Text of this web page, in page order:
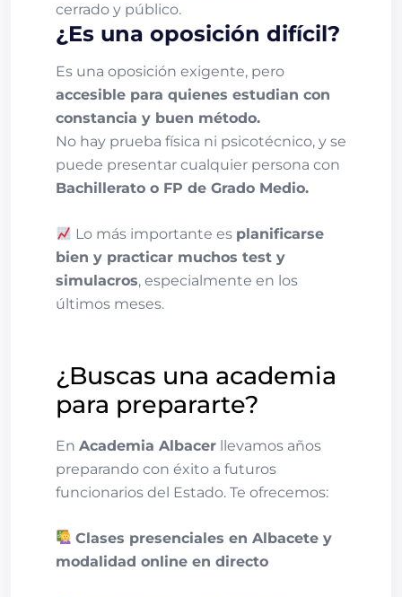
cerrado y público.
¿Es una oposición difícil?
Es una oposición exigente, pero
accesible para quienes estudian con
constancia y buen método.
No hay prueba física ni psicotécnico, y se
puede presentar cualquier persona con
Bachillerato o FP de Grado Medio.
Lo más importante es planificarse
bien y practicar muchos test y
simulacros, especialmente en los
últimos meses.
¿Buscas una academia
para prepararte?
En Academia Albacer llevamos años
preparando con éxito a futuros
funcionarios del Estado. Te ofrecemos:
Clases presenciales en Albacete y
modalidad online en directo